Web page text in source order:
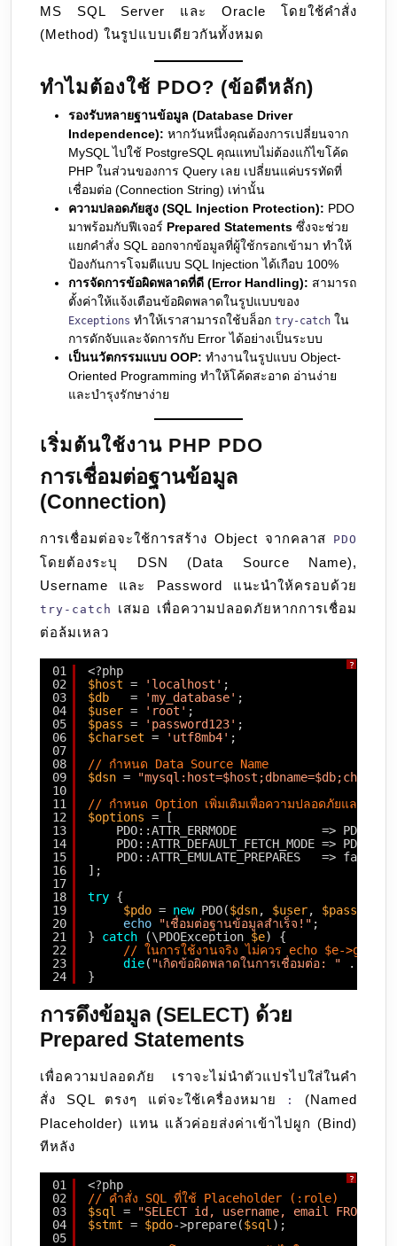
MS SQL Server และ Oracle โดยใช้คำสั่ง
(Method) ในรูปแบบเดียวกันทั้งหมด
ทำไมต้องใช้ PDO? (ข้อดีหลัก)
รองรับหลายฐานข้อมูล (Database Driver
Independence): หากวันหนึ่งคุณต้องการเปลี่ยนจาก
MySQL ไปใช้ PostgreSQL คุณแทบไม่ต้องแก้ไขโค้ด
PHP ในส่วนของการ Query เลย เปลี่ยนแค่บรรทัดที่
เชื่อมต่อ (Connection String) เท่านั้น
ความปลอดภัยสูง (SQL Injection Protection): PDO
มาพร้อมกับฟีเจอร์ Prepared Statements ซึ่งจะช่วย
แยกคำสั่ง SQL ออกจากข้อมูลที่ผู้ใช้กรอกเข้ามา ทำให้
ป้องกันการโจมตีแบบ SQL Injection ได้เกือบ 100%
การจัดการข้อผิดพลาดที่ดี (Error Handling): สามารถ
ตั้งค่าให้แจ้งเตือนข้อผิดพลาดในรูปแบบของ
Exceptions ทำให้เราสามารถใช้บล็อก try-catch ใน
การดักจับและจัดการกับ Error ได้อย่างเป็นระบบ
เป็นนวัตกรรมแบบ OOP: ทำงานในรูปแบบ Object-
Oriented Programming ทำให้โค้ดสะอาด อ่านง่าย
และบำรุงรักษาง่าย
เริ่มต้นใช้งาน PHP PDO
การเชื่อมต่อฐานข้อมูล
(Connection)
การเชื่อมต่อจะใช้การสร้าง Object จากคลาส PDO
โดยต้องระบุ DSN (Data Source Name),
Username และ Password แนะนำให้ครอบด้วย
try-catch
เสมอ เพื่อความปลอดภัยหากการเชื่อม
ต่อล้มเหลว
?
01
02
03
04
05
06
07
08
09
10
11
12
13
14
15
16
17
18
19
20
21
22
23
24
<?php
$host = 'localhost' ;
$db
= 'my_database' ;
$user = 'root' ;
$pass = 'password123' ;
$charset = 'utf8mb4' ;
// กำหนด Data Source Name
$dsn =
// กำหนด Option เพิ่มเติมเพื่อความปลอดภัยและการ
$options = [
PDO::ATTR_ERRMODE            =>
PDO::ATTR_DEFAULT_FETCH_MODE =>
];
try {
$pdo = new PDO($dsn, $user, $pass
echo
"เชื่อมต่อฐานข้อมูลสำเร็จ!" ;
} catch (\PDOException $e) {
// ในการใช้งานจริง ไม่ควร echo $e-
die( "เกิดข้อผิดพลาดในการเชื่อมต่อ: " .
}
การดึงข้อมูล (SELECT) ด้วย
Prepared Statements
เพื่อความปลอดภัย เราจะไม่นำตัวแปรไปใส่ในคำ
สั่ง SQL ตรงๆ แต่จะใช้เครื่องหมาย
:
(Named
Placeholder) แทน แล้วค่อยส่งค่าเข้าไปผูก (Bind)
ทีหลัง
?
01
02
03
04
05
<?php
// คำสั่ง SQL ที่ใช้ Placeholder (:role)
$sql =
"SELECT id, username, email FROM
$stmt = $pdo->prepare($sql);